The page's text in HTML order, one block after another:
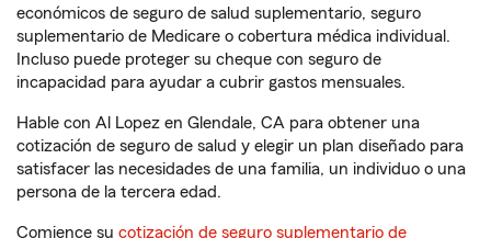
económicos de seguro de salud suplementario, seguro
suplementario de Medicare o cobertura médica individual.
Incluso puede proteger su cheque con seguro de
incapacidad para ayudar a cubrir gastos mensuales.
Hable con Al Lopez en Glendale, CA para obtener una
cotización de seguro de salud y elegir un plan diseñado para
satisfacer las necesidades de una familia, un individuo o una
persona de la tercera edad.
Comience su cotización de seguro suplementario de